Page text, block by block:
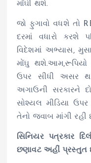
મોંઘી થશે.
જો ફુગાવો વધશે તો
દરમાં વધારો કરશે
વિદેશમાં અભ્યાસ,
મોંઘુ થશે.આમ,રૂપિયો
ઉપર સીધી અસર
અગાઉની સરકારને
સોશ્યલ મીડિયા
તેનો જવાબ માંગી રહી
સિનિયર પત્રકાર
છણાવટ અહીં પ્રસ્તુત